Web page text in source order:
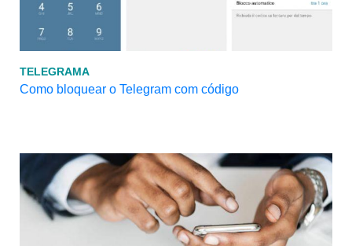
TELEGRAMA
Como bloquear o Telegram com código